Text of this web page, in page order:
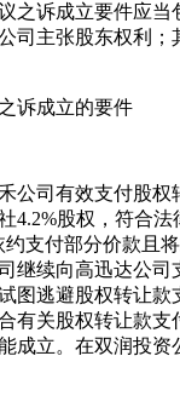
之诉成立要件应
司主张股东权利
诉成立的要件
公司有效支付股
股权，符合
支付部分价款
继续向高迅达公
图逃避股权转让
有关股权转让款
成立。在双润投